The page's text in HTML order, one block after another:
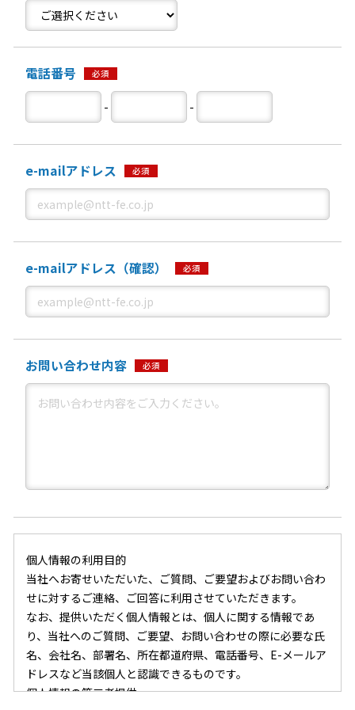
電話番号 必須
- -
e-mailアドレス 必須
e-mailアドレス（確認） 必須
お問い合わせ内容 必須
個人情報の利用目的
当社へお寄せいただいた、ご質問、ご要望およびお問い合わ
せに対するご連絡、ご回答に利用させていただきます。
なお、提供いただく個人情報とは、個人に関する情報であ
り、当社へのご質問、ご要望、お問い合わせの際に必要な氏
名、会社名、部署名、所在都道府県、電話番号、E-メールア
ドレスなど当該個人と認識できるものです。
個人情報の第三者提供